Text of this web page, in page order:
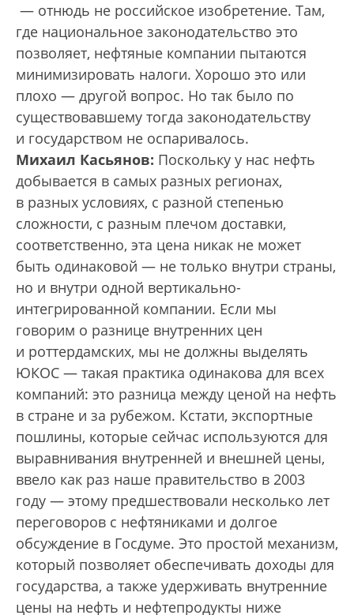
— отнюдь не российское изобретение. Там,
где национальное законодательство это
позволяет, нефтяные компании пытаются
минимизировать налоги. Хорошо это или
плохо — другой вопрос. Но так было по
существовавшему тогда законодательству
и государством не оспаривалось.
Михаил Касьянов: Поскольку у нас нефть
добывается в самых разных регионах,
в разных условиях, с разной степенью
сложности, с разным плечом доставки,
соответственно, эта цена никак не может
быть одинаковой — не только внутри страны,
но и внутри одной вертикально-
интегрированной компании. Если мы
говорим о разнице внутренних цен
и роттердамских, мы не должны выделять
ЮКОС — такая практика одинакова для всех
компаний: это разница между ценой на нефть
в стране и за рубежом. Кстати, экспортные
пошлины, которые сейчас используются для
выравнивания внутренней и внешней цены,
ввело как раз наше правительство в 2003
году — этому предшествовали несколько лет
переговоров с нефтяниками и долгое
обсуждение в Госдуме. Это простой механизм,
который позволяет обеспечивать доходы для
государства, а также удерживать внутренние
цены на нефть и нефтепродукты ниже